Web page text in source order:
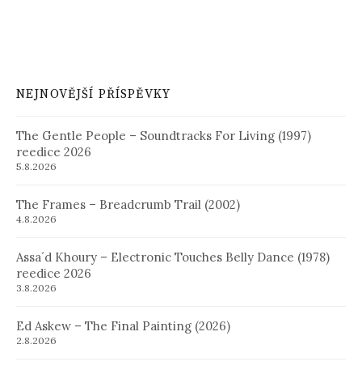
NEJNOVĚJŠÍ PŘÍSPĚVKY
The Gentle People – Soundtracks For Living (1997)
reedice 2026
5.8.2026
The Frames – Breadcrumb Trail (2002)
4.8.2026
Assa´d Khoury – Electronic Touches Belly Dance (1978)
reedice 2026
3.8.2026
Ed Askew – The Final Painting (2026)
2.8.2026